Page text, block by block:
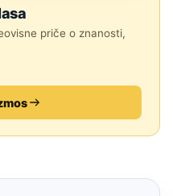
priče o znanosti,